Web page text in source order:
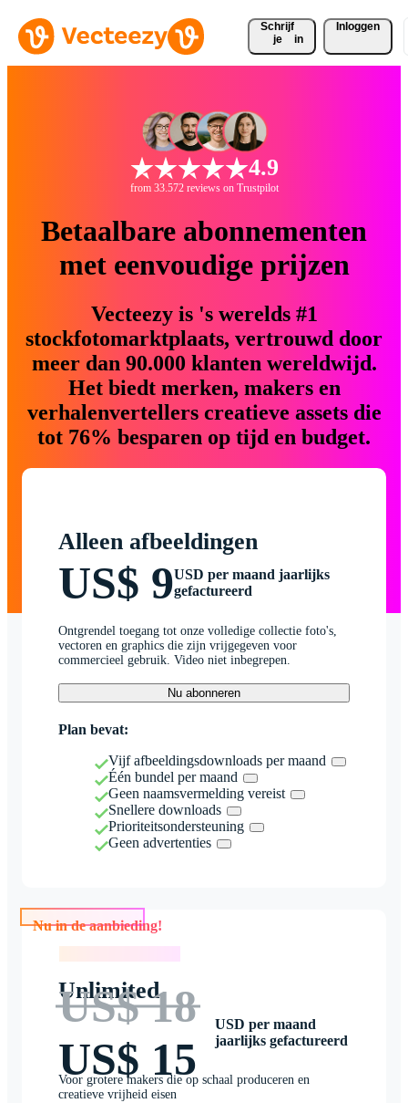
Schrijf
je
in
Inloggen
4.9
from 33.572 reviews on Trustpilot
Betaalbare abonnementen
met eenvoudige prijzen
Vecteezy is 's werelds #1
stockfotomarktplaats, vertrouwd door
meer dan 90.000 klanten wereldwijd.
Het biedt merken, makers en
verhalenvertellers creatieve assets die
tot 76% besparen op tijd en budget.
Alleen afbeeldingen
US$ 9USD per maand jaarlijks
gefactureerd
Ontgrendel toegang tot onze volledige collectie foto's,
vectoren en graphics die zijn vrijgegeven voor
commercieel gebruik. Video niet inbegrepen.
Nu abonneren
Plan bevat:
Vijf afbeeldingsdownloads per maand
Één bundel per maand
Geen naamsvermelding vereist
Snellere downloads
Prioriteitsondersteuning
Geen advertenties
Nu in de aanbieding!
Unlimited
US$ 18
US$ 15
USD per maand
jaarlijks gefactureerd
Voor grotere makers die op schaal produceren en
creatieve vrijheid eisen